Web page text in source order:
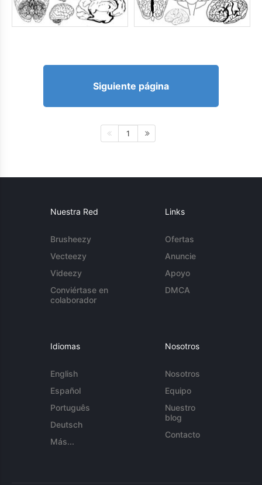
Siguiente página
1
Nuestra Red
Brusheezy
Vecteezy
Videezy
Conviértase en
colaborador
Links
Ofertas
Anuncie
Apoyo
DMCA
Idiomas
English
Español
Português
Deutsch
Más...
Nosotros
Nosotros
Equipo
Nuestro
blog
Contacto